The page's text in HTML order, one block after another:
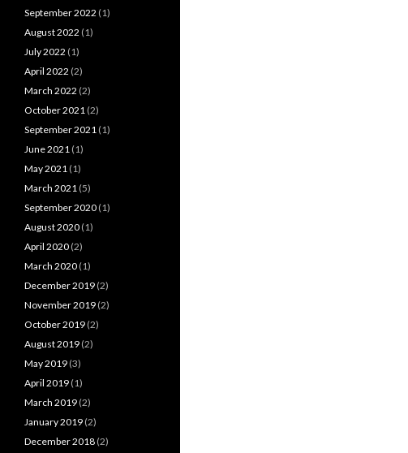
September 2022 (1)
August 2022 (1)
July 2022 (1)
April 2022 (2)
March 2022 (2)
October 2021 (2)
September 2021 (1)
June 2021 (1)
May 2021 (1)
March 2021 (5)
September 2020 (1)
August 2020 (1)
April 2020 (2)
March 2020 (1)
December 2019 (2)
November 2019 (2)
October 2019 (2)
August 2019 (2)
May 2019 (3)
April 2019 (1)
March 2019 (2)
January 2019 (2)
December 2018 (2)